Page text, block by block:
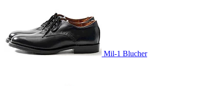
Mil-1 Blucher